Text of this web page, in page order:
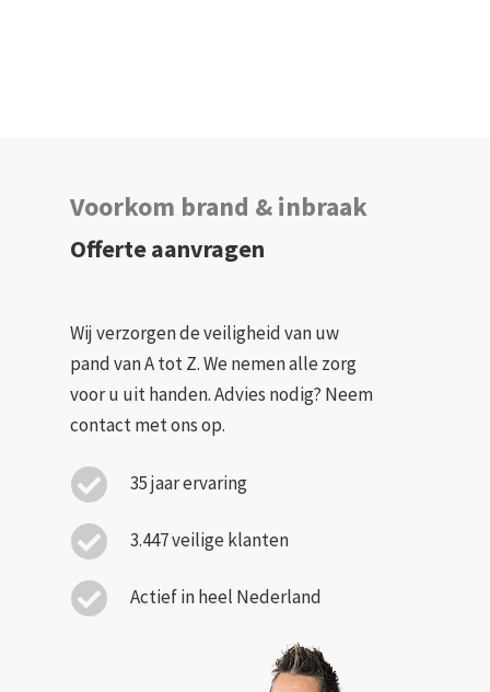
Voorkom brand & inbraak
Offerte aanvragen
Wij verzorgen de veiligheid van uw
pand van A tot Z. We nemen alle zorg
voor u uit handen. Advies nodig? Neem
contact met ons op.
35 jaar ervaring
3.447 veilige klanten
Actief in heel Nederland